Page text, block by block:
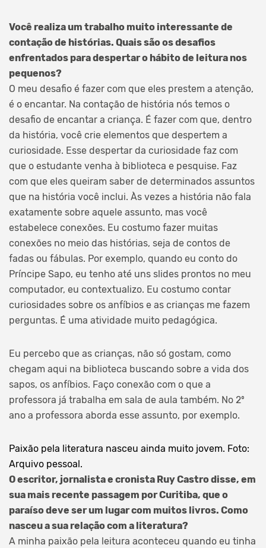
Você realiza um trabalho muito interessante de
contação de histórias. Quais são os desafios
enfrentados para despertar o hábito de leitura nos
pequenos?
O meu desafio é fazer com que eles prestem a atenção,
é o encantar. Na contação de história nós temos o
desafio de encantar a criança. É fazer com que, dentro
da história, você crie elementos que despertem a
curiosidade. Esse despertar da curiosidade faz com
que o estudante venha à biblioteca e pesquise. Faz
com que eles queiram saber de determinados assuntos
que na história você inclui. Às vezes a história não fala
exatamente sobre aquele assunto, mas você
estabelece conexões. Eu costumo fazer muitas
conexões no meio das histórias, seja de contos de
fadas ou fábulas. Por exemplo, quando eu conto do
Príncipe Sapo, eu tenho até uns slides prontos no meu
computador, eu contextualizo. Eu costumo contar
curiosidades sobre os anfíbios e as crianças me fazem
perguntas. É uma atividade muito pedagógica.
Eu percebo que as crianças, não só gostam, como
chegam aqui na biblioteca buscando sobre a vida dos
sapos, os anfíbios. Faço conexão com o que a
professora já trabalha em sala de aula também. No 2º
ano a professora aborda esse assunto, por exemplo.
Paixão pela literatura nasceu ainda muito jovem. Foto:
Arquivo pessoal.
O escritor, jornalista e cronista Ruy Castro disse, em
sua mais recente passagem por Curitiba, que o
paraíso deve ser um lugar com muitos livros. Como
nasceu a sua relação com a literatura?
A minha paixão pela leitura aconteceu quando eu tinha